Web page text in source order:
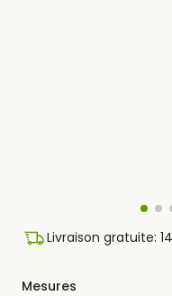
Livraison gratuite:
Mesures